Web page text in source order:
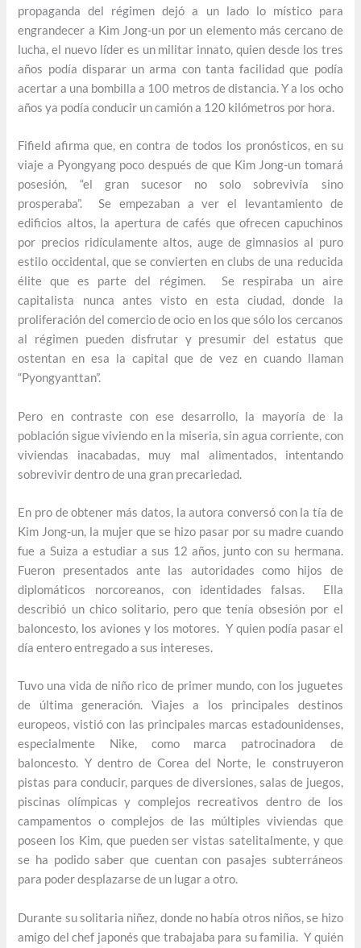
propaganda del régimen dejó a un lado lo místico para
engrandecer a Kim Jong-un por un elemento más cercano de
lucha, el nuevo líder es un militar innato, quien desde los tres
años podía disparar un arma con tanta facilidad que podía
acertar a una bombilla a 100 metros de distancia. Y a los ocho
años ya podía conducir un camión a 120 kilómetros por hora.
Fifield afirma que, en contra de todos los pronósticos, en su
viaje a Pyongyang poco después de que Kim Jong-un tomará
posesión, “el gran sucesor no solo sobrevivía sino
prosperaba”. Se empezaban a ver el levantamiento de
edificios altos, la apertura de cafés que ofrecen capuchinos
por precios ridículamente altos, auge de gimnasios al puro
estilo occidental, que se convierten en clubs de una reducida
élite que es parte del régimen. Se respiraba un aire
capitalista nunca antes visto en esta ciudad, donde la
proliferación del comercio de ocio en los que sólo los cercanos
al régimen pueden disfrutar y presumir del estatus que
ostentan en esa la capital que de vez en cuando llaman
“Pyongyanttan”.
Pero en contraste con ese desarrollo, la mayoría de la
población sigue viviendo en la miseria, sin agua corriente, con
viviendas inacabadas, muy mal alimentados, intentando
sobrevivir dentro de una gran precariedad.
En pro de obtener más datos, la autora conversó con la tía de
Kim Jong-un, la mujer que se hizo pasar por su madre cuando
fue a Suiza a estudiar a sus 12 años, junto con su hermana.
Fueron presentados ante las autoridades como hijos de
diplomáticos norcoreanos, con identidades falsas. Ella
describió un chico solitario, pero que tenía obsesión por el
baloncesto, los aviones y los motores. Y quien podía pasar el
día entero entregado a sus intereses.
Tuvo una vida de niño rico de primer mundo, con los juguetes
de última generación. Viajes a los principales destinos
europeos, vistió con las principales marcas estadounidenses,
especialmente Nike, como marca patrocinadora de
baloncesto. Y dentro de Corea del Norte, le construyeron
pistas para conducir, parques de diversiones, salas de juegos,
piscinas olímpicas y complejos recreativos dentro de los
campamentos o complejos de las múltiples viviendas que
poseen los Kim, que pueden ser vistas satelitalmente, y que
se ha podido saber que cuentan con pasajes subterráneos
para poder desplazarse de un lugar a otro.
Durante su solitaria niñez, donde no había otros niños, se hizo
amigo del chef japonés que trabajaba para su familia. Y quién